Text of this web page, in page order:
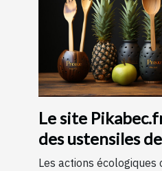
Le site
des ustensiles
bois
Les actions